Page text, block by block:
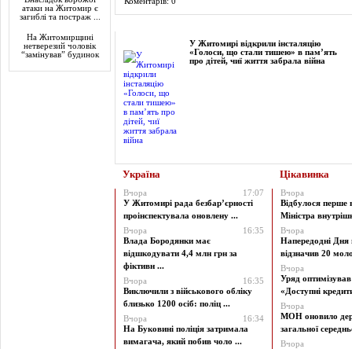
атаки на Житомир є
загиблі та постраж ...
На Житомирщині
нетверезий чоловік
“замінував” будинок
У Житомирі відкрили інсталяцію
«Голоси, що стали тишею» в пам’ять
про дітей, чиї життя забрала війна
Україна Цікавинка
Вчора
17:07
У Житомирі рада безбар’єрності
проінспектувала оновлену ...
Вчора
16:35
Влада Бородянки має
відшкодувати 4,4 млн грн за
фіктивн ...
Вчора
16:35
Виключили з військового обліку
близько 1200 осіб: поліц ...
Вчора
16:34
На Буковині поліція затримала
вимагача, який побив чоло ...
Вчора
Відбулося перше
Міністра
Вчора
Напередодні Дня
відзначив 20
Вчора
Уряд
«Доступні
Вчора
МОН оновило
загальної
Вчора